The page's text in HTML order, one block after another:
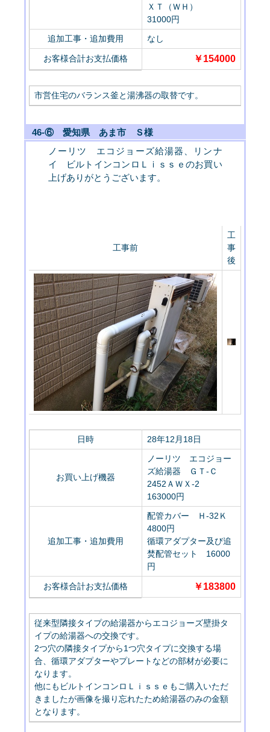
ＸＴ（ＷＨ）
31000円
追加工事・追加費用
なし
お客様合計お支払価格 ￥154000
市営住宅のバランス釜と湯沸器の取替です。
46-⑥ 愛知県 あま市 Ｓ様
ノーリツ エコジョーズ給湯器、リンナ
イ ビルトインコンロＬｉｓｓｅのお買い
上げありがとうございます。
工事前
工
事
後
日時 28年12月18日
お買い上げ機器
ノーリツ エコジョー
ズ給湯器 ＧＴ-Ｃ
2452ＡＷＸ-2
163000円
追加工事・追加費用
配管カバー Ｈ-32Ｋ
4800円
循環アダプター及び追
焚配管セット 16000
円
お客様合計お支払価格 ￥183800
従来型隣接タイプの給湯器からエコジョーズ壁掛タ
イプの給湯器への交換です。
2つ穴の隣接タイプから1つ穴タイプに交換する場
合、循環アダプターやプレートなどの部材が必要に
なります。
他にもビルトインコンロＬｉｓｓｅもご購入いただ
きましたが画像を撮り忘れたため給湯器のみの金額
となります。